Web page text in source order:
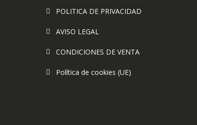
POLITICA DE PRIVACIDAD
AVISO LEGAL
CONDICIONES DE VENTA
Política de cookies (UE)